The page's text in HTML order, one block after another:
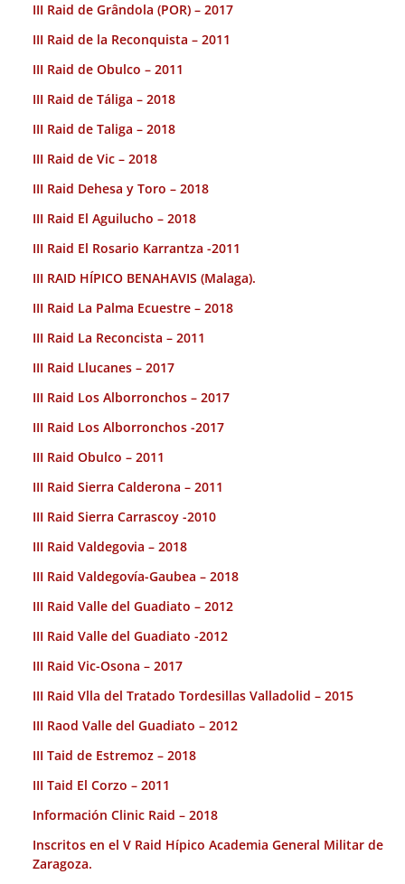
III Raid de Grândola (POR) – 2017
III Raid de la Reconquista – 2011
III Raid de Obulco – 2011
III Raid de Táliga – 2018
III Raid de Taliga – 2018
III Raid de Vic – 2018
III Raid Dehesa y Toro – 2018
III Raid El Aguilucho – 2018
III Raid El Rosario Karrantza -2011
III RAID HÍPICO BENAHAVIS (Malaga).
III Raid La Palma Ecuestre – 2018
III Raid La Reconcista – 2011
III Raid Llucanes – 2017
III Raid Los Alborronchos – 2017
III Raid Los Alborronchos -2017
III Raid Obulco – 2011
III Raid Sierra Calderona – 2011
III Raid Sierra Carrascoy -2010
III Raid Valdegovia – 2018
III Raid Valdegovía-Gaubea – 2018
III Raid Valle del Guadiato – 2012
III Raid Valle del Guadiato -2012
III Raid Vic-Osona – 2017
III Raid Vlla del Tratado Tordesillas Valladolid – 2015
III Raod Valle del Guadiato – 2012
III Taid de Estremoz – 2018
III Taid El Corzo – 2011
Información Clinic Raid – 2018
Inscritos en el V Raid Hípico Academia General Militar de
Zaragoza.